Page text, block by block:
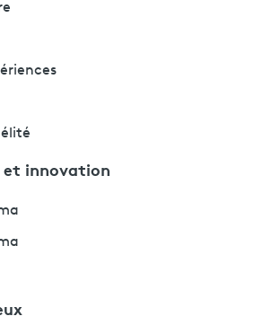
et innovation